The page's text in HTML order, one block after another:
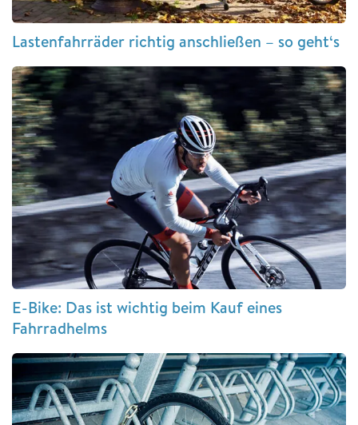
Lastenfahrräder richtig anschließen – so geht‘s
E-Bike: Das ist wichtig beim Kauf eines
Fahrradhelms